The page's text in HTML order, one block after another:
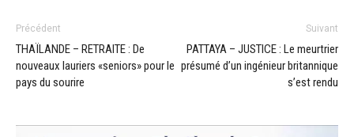
Précédent
THAÏLANDE – RETRAITE : De
nouveaux lauriers «seniors» pour le
pays du sourire
Suivant
PATTAYA – JUSTICE : Le meurtrier
présumé d’un ingénieur britannique
s’est rendu